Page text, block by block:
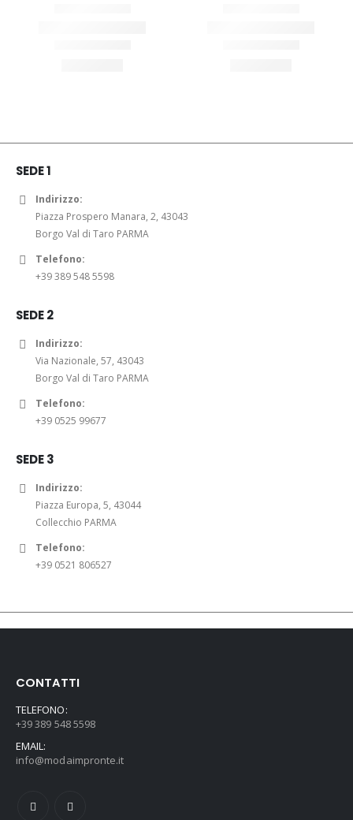
SEDE 1
Indirizzo:
Piazza Prospero Manara, 2, 43043
Borgo Val di Taro PARMA
Telefono:
+39 389 548 5598
SEDE 2
Indirizzo:
Via Nazionale, 57, 43043
Borgo Val di Taro PARMA
Telefono:
+39 0525 99677
SEDE 3
Indirizzo:
Piazza Europa, 5, 43044
Collecchio PARMA
Telefono:
+39 0521 806527
CONTATTI
TELEFONO:
+39 389 548 5598
EMAIL:
info@modaimpronte.it